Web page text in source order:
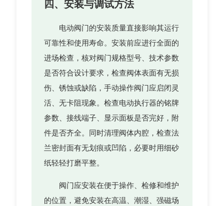
四、安装与调试方法
电动阀门的安装质量直接影响其运行
可靠性和使用寿命。安装前应进行全面的
进场检查，核对阀门规格型号、技术参数
是否符合设计要求，检查阀体表面有无损
伤、锈蚀或缺陷，手动操作阀门应启闭灵
活、无卡阻现象。检查电动执行器的铭牌
参数、接线端子、显示面板是否完好，附
件是否齐全。同时清理阀体内腔，检查法
兰密封面有无划痕或凹陷，必要时用细砂
纸轻轻打磨平整。
阀门应安装在便于操作、检修和维护
的位置，避免安装在高温、潮湿、强磁场